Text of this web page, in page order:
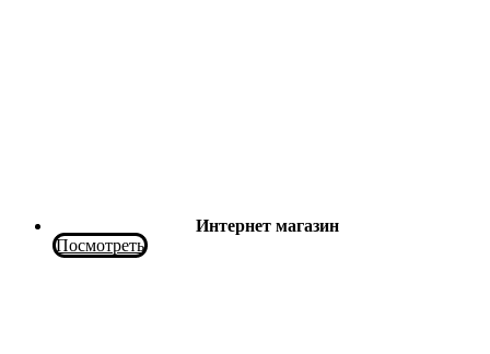
Интернет магазин
Посмотреть